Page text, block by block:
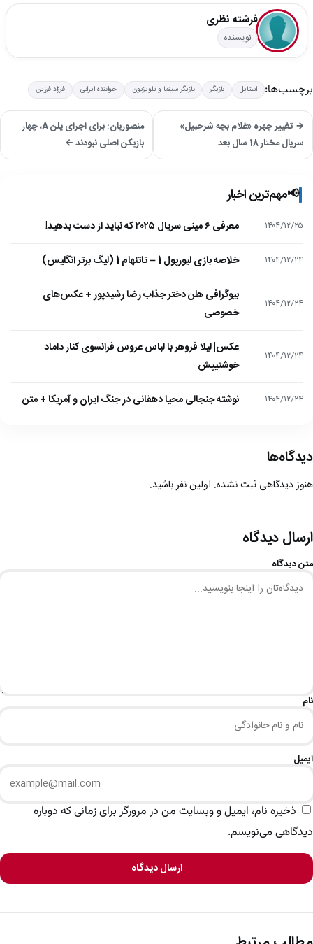
فرشته نظری
نویسنده
برچسب‌ها: استایل بازیگر بازیگر سینما و تلویزیون خواننده ایرانی فرزاد فرزین
→ تغییر چهره «غلام بچه شرحبیل»
سریال مختار 18 سال بعد
منصوریان: برای اجرای پلن A، چهار
بازیکن اصلی نبودند ←
📢مهم‌ترین اخبار
۱۴۰۴/۱۲/۲۵ معرفی ۶ مینی سریال ۲۰۲۵ که نباید از دست بدهید!
۱۴۰۴/۱۲/۲۴ خلاصه بازی لیورپول 1 – تاتنهام 1 (لیگ برتر انگلیس)
۱۴۰۴/۱۲/۲۴
بیوگرافی هلن دختر جذاب رضا رشیدپور + عکس‌های
خصوصی
۱۴۰۴/۱۲/۲۴
عکس| لیلا فروهر با لباس عروس فرانسوی کنار داماد
خوشتیپش
۱۴۰۴/۱۲/۲۴ نوشته جنجالی محیا دهقانی در جنگ ایران و آمریکا + متن
دیدگاه‌ها
هنوز دیدگاهی ثبت نشده. اولین نفر باشید.
ارسال دیدگاه
متن دیدگاه
نام
ایمیل
ذخیره نام، ایمیل و وبسایت من در مرورگر برای زمانی که دوباره
دیدگاهی می‌نویسم.
ارسال دیدگاه